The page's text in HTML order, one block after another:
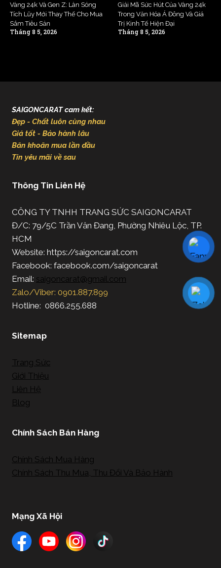
Vàng 24k Và Gen Z: Làn Sóng
Tích Lũy Mới Thay Thế Cho Mua
Sắm Tiêu Sản
Tháng 8 5, 2026
Giải Mã Sức Hút Của Vàng 24k
Trong Văn Hóa Á Đông Và Giá
Trị Kinh Tế Hiện Đại
Tháng 8 5, 2026
SAIGONCARAT cam kết:
Đẹp - Chất luôn cùng nhau
Giá tốt - Bảo hành lâu
Băn khoăn mua lần đầu
Tin yêu mãi về sau
Thông Tin Liên Hệ
CÔNG TY TNHH TRANG SỨC SAIGONCARAT
Đ/C: 79/5C Trần Văn Đang, Phường Nhiêu Lộc, TP.
HCM
Website: https://saigoncarat.com
Facebook: facebook.com/saigoncarat
Email: saigoncarat@gmail.com
Zalo/Viber: 0901.887.899
Hotline: 0866.255.688
Sitemap
Trang Sức
Giới Thiệu
Liên Hệ
Blog
Chính Sách Bán Hàng
Chính Sách Mua Hàng
Chính Sách Thu Mua, Thu Đổi Và Bảo Hành
Mạng Xã Hội